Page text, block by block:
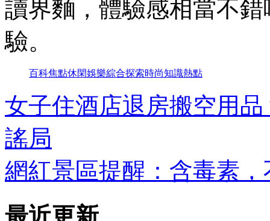
讀界麵，體驗感相當不
驗。
百科焦點休閑娛樂綜合探索時尚知識熱點
女子住酒店退房搬空用
謠局
網紅景區提醒：含毒素，